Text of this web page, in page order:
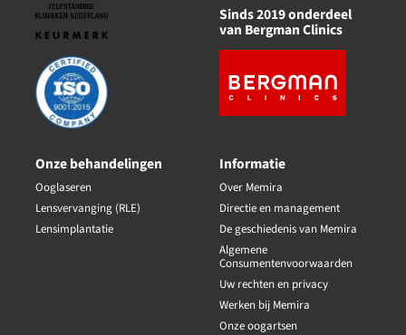
Sinds 2019 onderdeel
van Bergman Clinics
Onze behandelingen
Ooglaseren
Lensvervanging (RLE)
Lensimplantatie
Informatie
Over Memira
Directie en management
De geschiedenis van Memira
Algemene
Consumentenvoorwaarden
Uw rechten en privacy
Werken bij Memira
Onze oogartsen